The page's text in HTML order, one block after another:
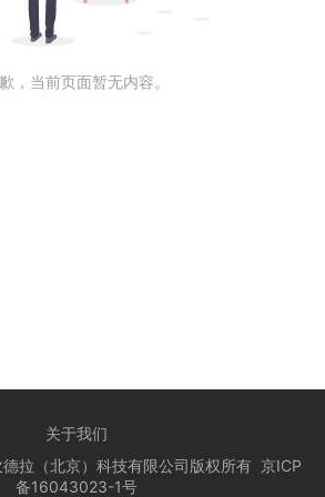
，当前页面暂无内容。
关于我们
拉（北京）科技有限公司版权所有 京ICP
备16043023-1号